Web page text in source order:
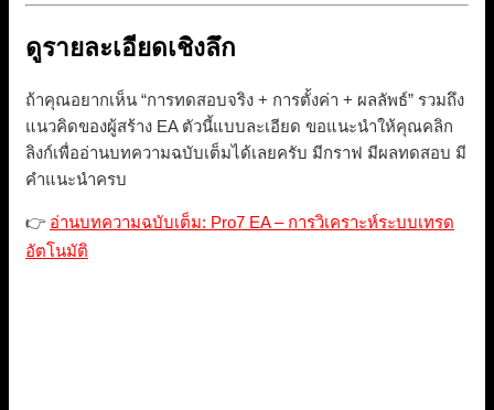
ดูรายละเอียดเชิงลึก
ถ้าคุณอยากเห็น “การทดสอบจริง + การตั้งค่า + ผลลัพธ์” รวมถึง
แนวคิดของผู้สร้าง EA ตัวนี้แบบละเอียด ขอแนะนำให้คุณคลิก
ลิงก์เพื่ออ่านบทความฉบับเต็มได้เลยครับ มีกราฟ มีผลทดสอบ มี
คำแนะนำครบ
👉 อ่านบทความฉบับเต็ม: Pro7 EA – การวิเคราะห์ระบบเทรด
อัตโนมัติ